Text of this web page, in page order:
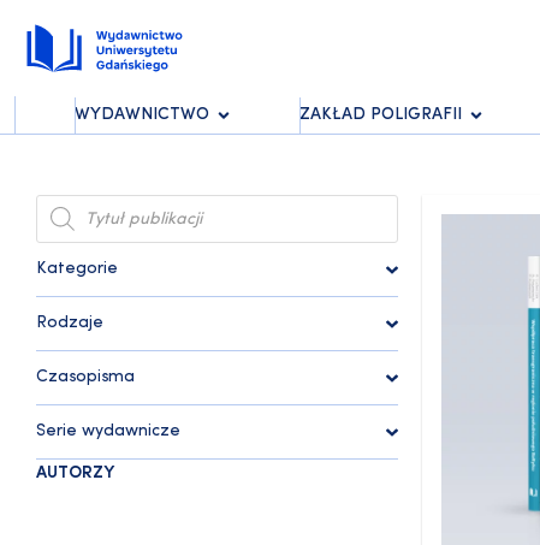
WYDAWNICTWO ZAKŁAD POLIGRAFII
Kategorie
Rodzaje
Czasopisma
Serie wydawnicze
AUTORZY